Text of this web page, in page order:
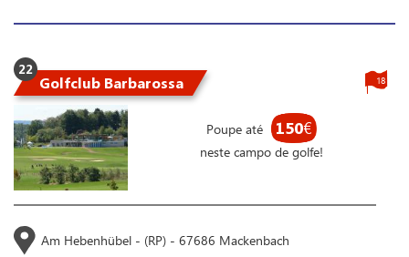
22
Golfclub Barbarossa
Poupe até 150€
neste campo de golfe!
18
Am Hebenhübel - (RP) - 67686 Mackenbach